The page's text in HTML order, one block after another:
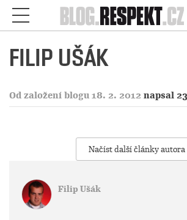
Respekt
FILIP UŠÁK
Od založení blogu 18. 2. 2012 napsal
Načíst další články autora
Filip Ušák